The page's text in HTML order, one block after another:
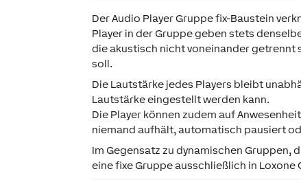
Der Audio Player Gruppe fix-Baustein
Player in der Gruppe geben stets
die akustisch nicht voneinander
soll.
Die Lautstärke jedes Players bleibt
Lautstärke eingestellt werden kann.
Die Player können zudem auf
niemand aufhält, automatisch pausiert
Im Gegensatz zu dynamischen
eine fixe Gruppe ausschließlich in